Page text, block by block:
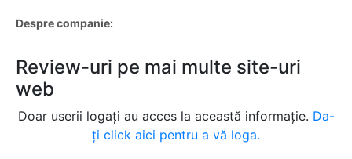
Despre companie:
Review-uri pe mai multe site-uri
web
Doar userii logați au acces la această informație. Da-
ți click aici pentru a vă loga.